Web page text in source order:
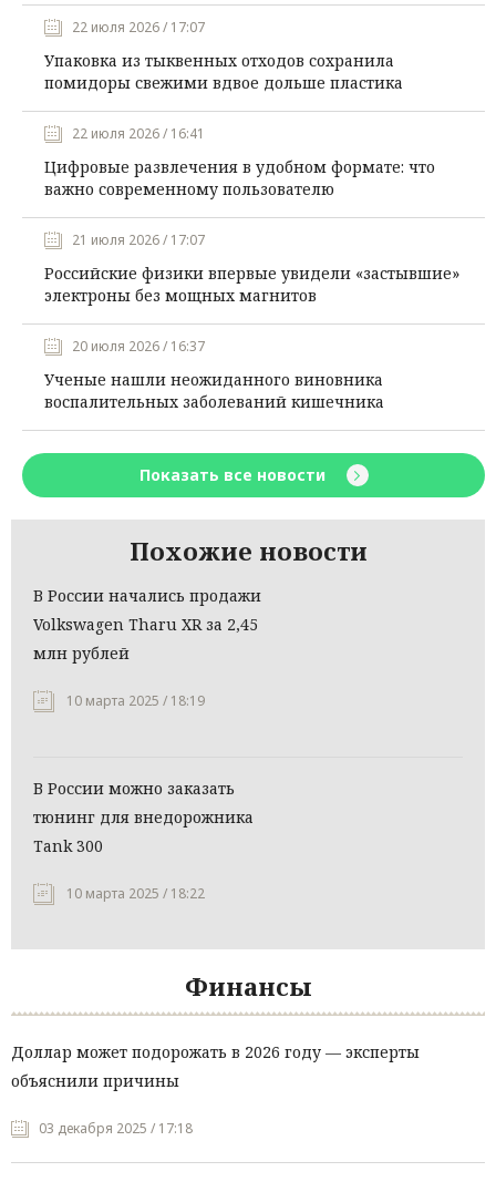
22 июля 2026 / 17:07
Упаковка из тыквенных отходов сохранила
помидоры свежими вдвое дольше пластика
22 июля 2026 / 16:41
Цифровые развлечения в удобном формате: что
важно современному пользователю
21 июля 2026 / 17:07
Российские физики впервые увидели «застывшие»
электроны без мощных магнитов
20 июля 2026 / 16:37
Ученые нашли неожиданного виновника
воспалительных заболеваний кишечника
Показать все новости
Похожие новости
В России начались продажи
Volkswagen Tharu XR за 2,45
млн рублей
10 марта 2025 / 18:19
В России можно заказать
тюнинг для внедорожника
Tank 300
10 марта 2025 / 18:22
Финансы
Доллар может подорожать в 2026 году — эксперты
объяснили причины
03 декабря 2025 / 17:18